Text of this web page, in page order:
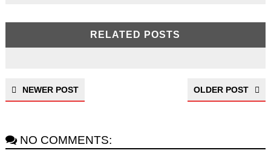
RELATED POSTS
NEWER POST OLDER POST
NO COMMENTS: